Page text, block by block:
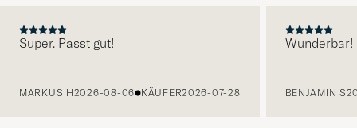
Super. Passt gut!
MARKUS H2026-08-06 KÄUFER2026-07-28
Wunderbar!
BENJAMIN S